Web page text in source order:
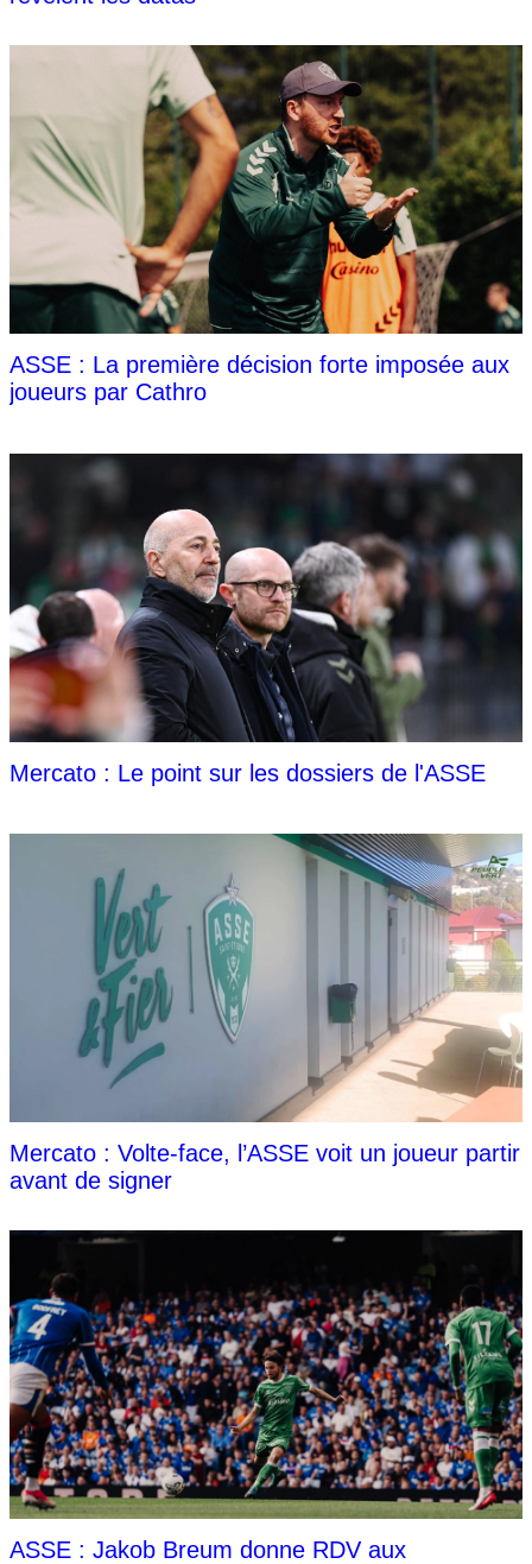
ASSE : La première décision forte imposée aux
joueurs par Cathro
Mercato : Le point sur les dossiers de l'ASSE
Mercato : Volte-face, l’ASSE voit un joueur partir
avant de signer
ASSE : Jakob Breum donne RDV aux